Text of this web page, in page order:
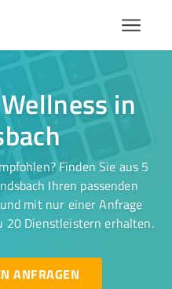
in
Finden Sie aus 5
Ihren passenden
mit nur einer Anfrage
20 Dienstleistern erhalten.
ANFRAGEN